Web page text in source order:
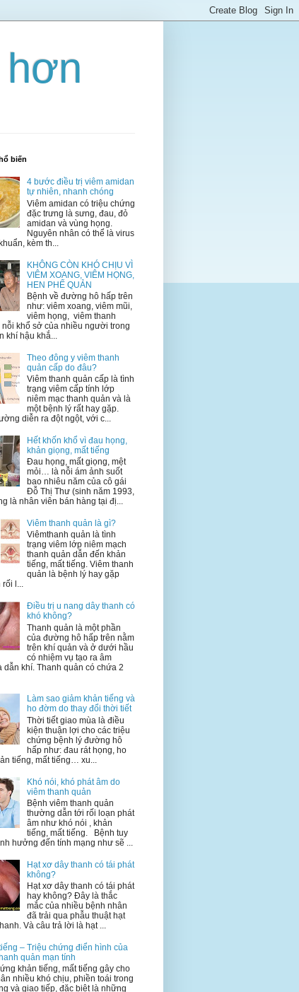
biến
4 bước điều trị viêm amidan
tự nhiên, nhanh chóng
Viêm amidan có triệu chứng
đặc trưng là sưng, đau, đỏ
amidan và vùng họng.
Nguyên nhân có thể là virus
kèm th...
KHÔNG CÒN KHÓ CHỊU VÌ
VIÊM XOANG, VIÊM HỌNG,
HEN PHẾ QUẢN
Bệnh về đường hô hấp trên
như: viêm xoang, viêm mũi,
viêm họng, viêm thanh
nỗi khổ sở của nhiều người trong
khí hậu khắ...
Theo đông y viêm thanh
quản cấp do đâu?
Viêm thanh quản cấp là tình
trạng viêm cấp tính lớp
niêm mạc thanh quản và là
một bệnh lý rất hay gặp.
diễn ra đột ngột, với c...
Hết khốn khổ vì đau họng,
khản giọng, mất tiếng
Đau họng, mất giọng, mệt
mỏi… là nỗi ám ảnh suốt
bao nhiêu năm của cô gái
Đỗ Thị Thư (sinh năm 1993,
là nhân viên bán hàng tại đị...
Viêm thanh quản là gì?
Viêmthanh quản là tình
trạng viêm lớp niêm mạch
thanh quản dẫn đến khản
tiếng, mất tiếng. Viêm thanh
quản là bệnh lý hay gặp
rối l...
Điều trị u nang dây thanh có
khó không?
Thanh quản là một phần
của đường hô hấp trên nằm
trên khí quản và ở dưới hầu
có nhiệm vụ tạo ra âm
dẫn khí. Thanh quản có chứa 2
Làm sao giảm khản tiếng và
ho đờm do thay đổi thời tiết
Thời tiết giao mùa là điều
kiện thuận lợi cho các triệu
chứng bệnh lý đường hô
hấp như: đau rát họng, ho
tiếng, mất tiếng… xu...
Khó nói, khó phát âm do
viêm thanh quản
Bệnh viêm thanh quản
thường dẫn tới rối loạn phát
âm như khó nói , khản
tiếng, mất tiếng. Bệnh tuy
hưởng đến tính mạng như sẽ ...
Hạt xơ dây thanh có tái phát
không?
Hạt xơ dây thanh có tái phát
hay không? Đây là thắc
mắc của nhiều bệnh nhân
đã trải qua phẫu thuật hạt
Và câu trả lời là hạt ...
– Triệu chứng điển hình của
quản mạn tính
khản tiếng, mất tiếng gây cho
nhiều khó chịu, phiền toái trong
và giao tiếp, đặc biệt là những